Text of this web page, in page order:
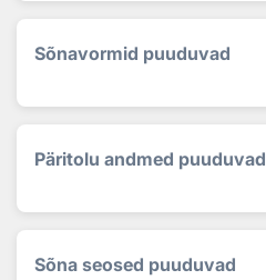
Sõnavormid puuduvad
Päritolu andmed puuduvad
Sõna seosed puuduvad